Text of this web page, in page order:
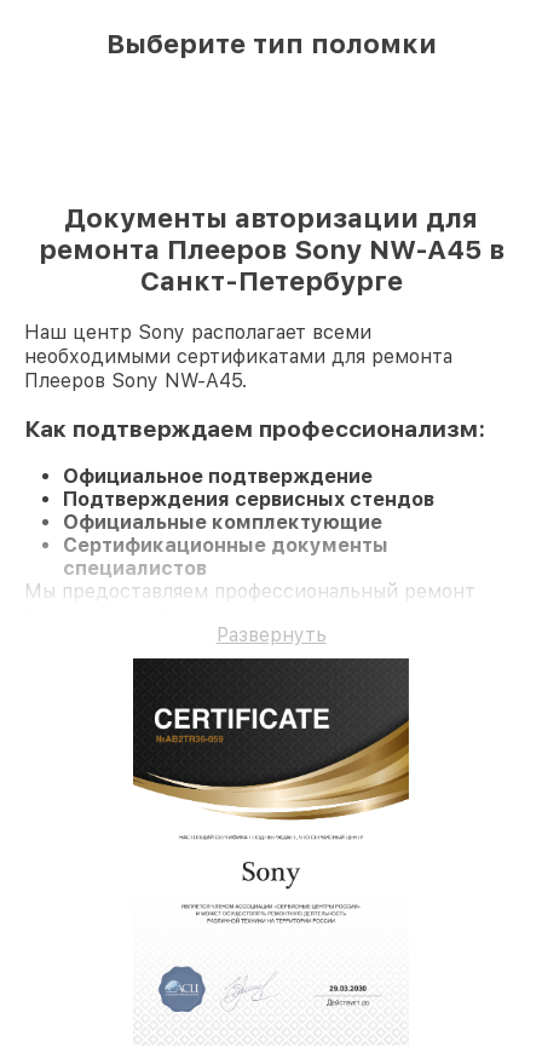
Выберите тип поломки
Документы авторизации для
ремонта Плееров Sony NW-A45 в
Санкт-Петербурге
Наш центр Sony располагает всеми
необходимыми сертификатами для ремонта
Плееров Sony NW-A45.
Как подтверждаем профессионализм:
Официальное подтверждение
Подтверждения сервисных стендов
Официальные комплектующие
Сертификационные документы
специалистов
Мы предоставляем профессиональный ремонт
Развернуть